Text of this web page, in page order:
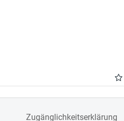
Zugänglichkeitserklärung